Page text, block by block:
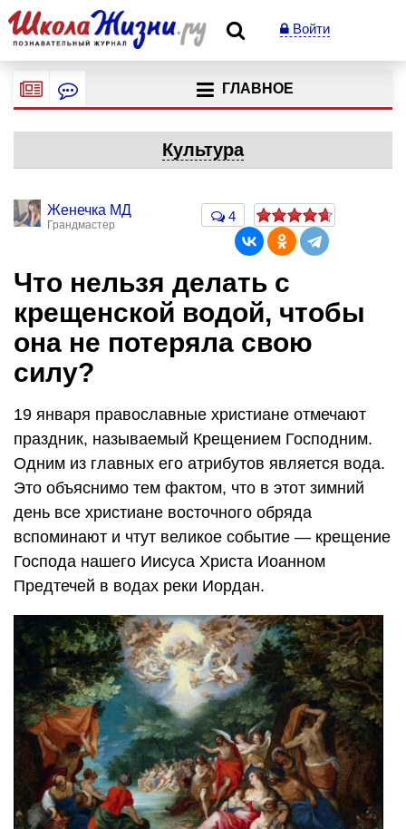
Войти
ГЛАВНОЕ
Культура
Женечка МД
Грандмастер
4
Что нельзя делать с
крещенской водой, чтобы
она не потеряла свою
силу?
19 января православные христиане отмечают
праздник, называемый Крещением Господним.
Одним из главных его атрибутов является вода.
Это объяснимо тем фактом, что в этот зимний
день все христиане восточного обряда
вспоминают и чтут великое событие — крещение
Господа нашего Иисуса Христа Иоанном
Предтечей в водах реки Иордан.